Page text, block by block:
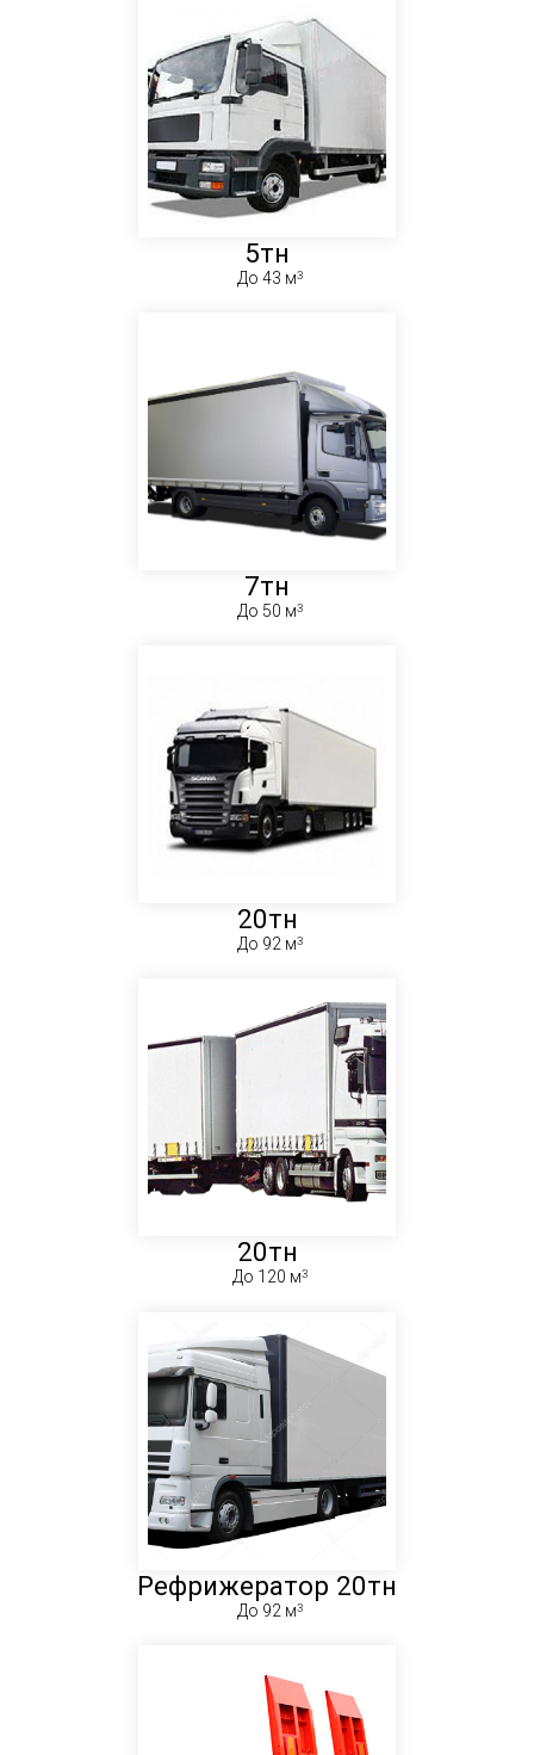
5тн
До 43 м
7тн
До 50 м
20тн
До 92 м
20тн
До 120 м
Рефрижератор 20тн
До 92 м